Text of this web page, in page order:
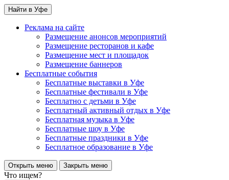
Найти в Уфе
Реклама на сайте
Размещение анонсов мероприятий
Размещение ресторанов и кафе
Размещение мест и площадок
Размещение баннеров
Бесплатные события
Бесплатные выставки в Уфе
Бесплатные фестивали в Уфе
Бесплатно с детьми в Уфе
Бесплатный активный отдых в Уфе
Бесплатная музыка в Уфе
Бесплатные шоу в Уфе
Бесплатные праздники в Уфе
Бесплатное образование в Уфе
Открыть меню Закрыть меню
Что ищем?